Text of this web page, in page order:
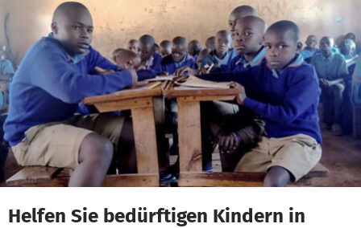
Zum Hauptinhalt springen
Erklärung zur Barrierefreiheit anzeigen
Helfen Sie bedürftigen Kindern in